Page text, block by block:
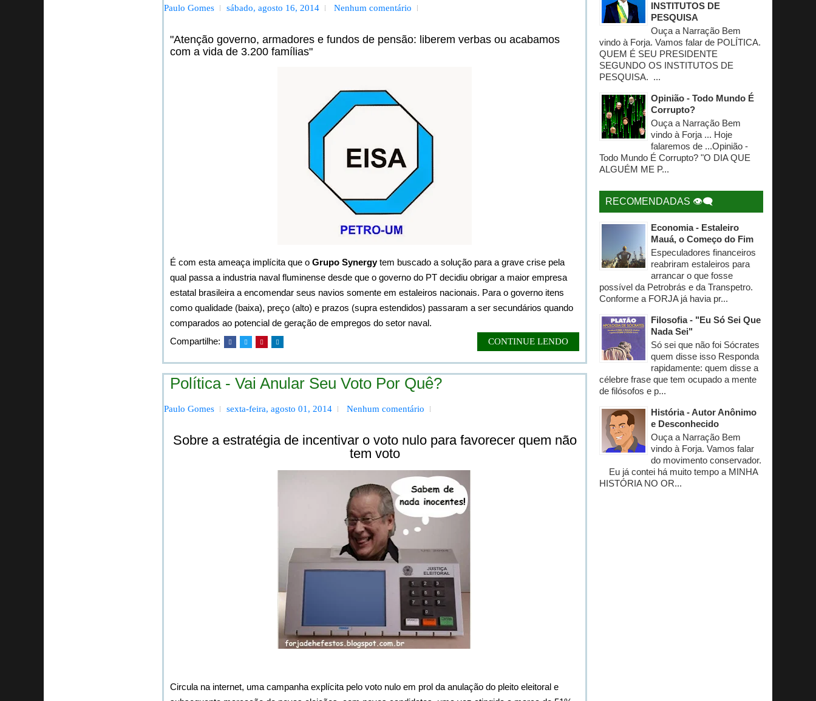
Paulo Gomes sábado, agosto 16, 2014 Nenhum comentário
"Atenção governo, armadores e fundos de pensão: liberem verbas ou acabamos
com a vida de 3.200 famílias"
É com esta ameaça implícita que o Grupo Synergytem buscado a solução para a grave crise pela
qual passa a industria naval fluminense desde que o governo do PT decidiu obrigar a maior empresa
estatal brasileira a encomendar seus navios somente em estaleiros nacionais. Para o governo itens
como qualidade (baixa), preço (alto) e prazos (supra estendidos) passaram a ser secundários quando
comparados ao potencial de geração de empregos do setor naval.
Compartilhe:
CONTINUE LENDO
Política - Vai Anular Seu Voto Por Quê?
Paulo Gomes sexta-feira, agosto 01, 2014 Nenhum comentário
Sobre a estratégia de incentivar o voto nulo para favorecer quem não
tem voto
Circula na internet, uma campanha explícita pelo voto nulo em prol da anulação do pleito eleitoral e
INSTITUTOS DE
PESQUISA
Ouça a Narração Bem
vindo à Forja. Vamos falar de POLÍTICA.
QUEM É SEU PRESIDENTE
SEGUNDO OS INSTITUTOS DE
PESQUISA. ...
Opinião - Todo Mundo É
Corrupto?
Ouça a Narração Bem
vindo à Forja ... Hoje
falaremos de ...Opinião -
Todo Mundo É Corrupto? "O DIA QUE
ALGUÉM ME P...
RECOMENDADAS 👁‍🗨
Economia - Estaleiro
Mauá, o Começo do Fim
Especuladores financeiros
reabriram estaleiros para
arrancar o que fosse
possível da Petrobrás e da Transpetro.
Conforme a FORJA já havia pr...
Filosofia - "Eu Só Sei Que
Nada Sei"
Só sei que não foi Sócrates
quem disse isso Responda
rapidamente: quem disse a
célebre frase que tem ocupado a mente
de filósofos e p...
História - Autor Anônimo
e Desconhecido
Ouça a Narração Bem
vindo à Forja. Vamos falar
do movimento conservador.
Eu já contei há muito tempo a MINHA
HISTÓRIA NO OR...